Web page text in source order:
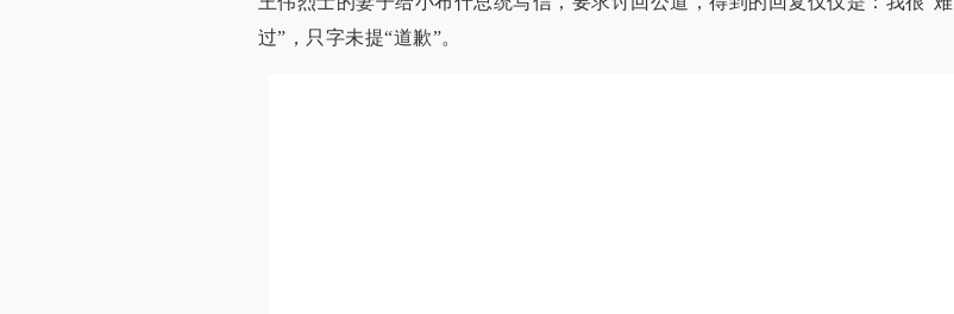
过”，只字未提“道歉”。